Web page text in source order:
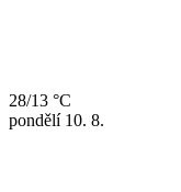
28/13 °C
pondělí 10. 8.